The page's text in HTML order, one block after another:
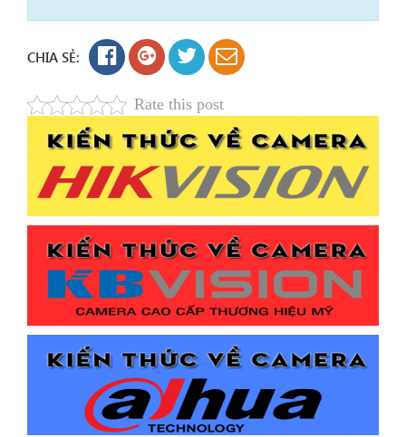
CHIA SẺ:
Rate this post